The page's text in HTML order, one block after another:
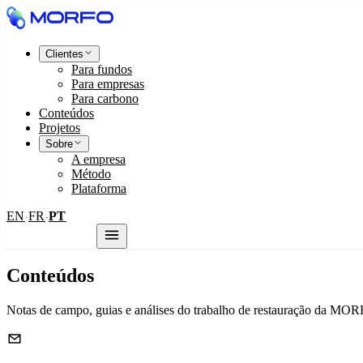
Clientes
Para fundos
Para empresas
Para carbono
Conteúdos
Projetos
Sobre
A empresa
Método
Plataforma
EN ·FR ·PT
Conteúdos
Notas de campo, guias e análises do trabalho de restauração da